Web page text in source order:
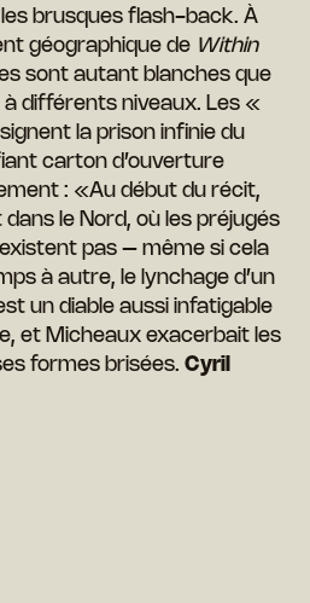
brusques flash-back. À
géographique de Within
sont autant blanches que
à différents niveaux. Les «
la prison infinie du
carton d’ouverture
: «Au début du récit,
le Nord, où les préjugés
pas – même si cela
à autre, le lynchage d’un
un diable aussi infatigable
et Micheaux exacerbait les
formes brisées. Cyril